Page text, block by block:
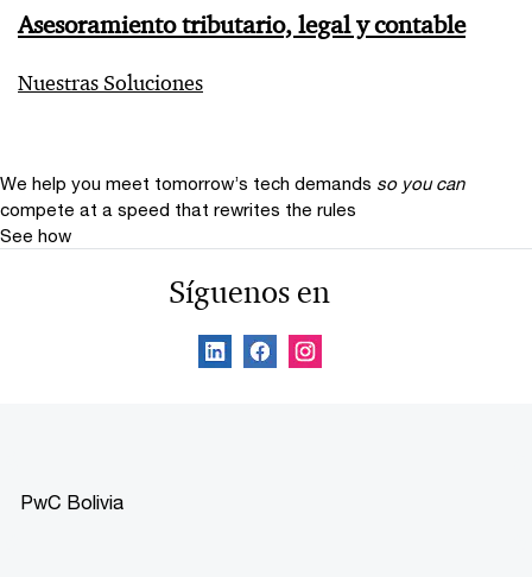
Asesoramiento tributario, legal y contable
Nuestras Soluciones
We help you meet tomorrow’s tech demands so you can
compete at a speed that rewrites the rules
See how
Síguenos en
PwC Bolivia